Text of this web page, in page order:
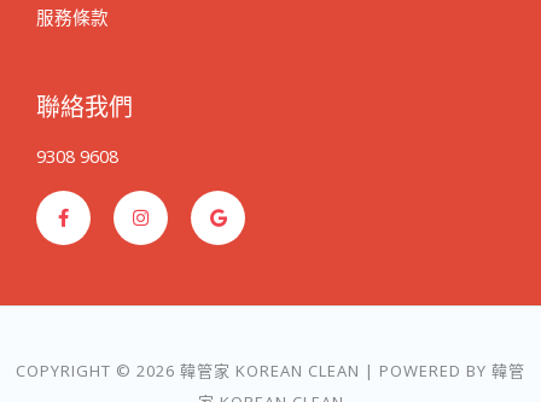
服務條款
聯絡我們
9308 9608
F
a
c
e
o
f
I
n
t
r
G
o
o
g
COPYRIGHT © 2026 韓管家 KOREAN CLEAN | POWERED BY 韓管